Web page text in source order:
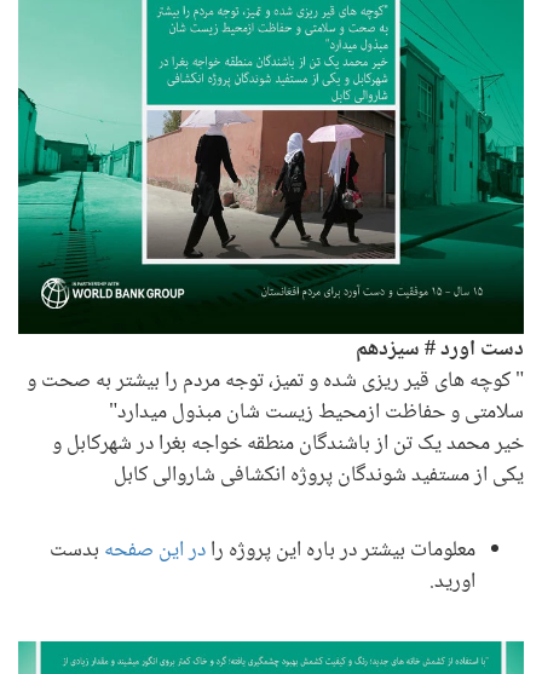
دست اورد # سیزدهم
" کوچه های قیر ریزی شده و تمیز، توجه مردم را بیشتر به صحت و
سلامتی و حفاظت ازمحیط زیست شان مبذول میدارد"
خیر محمد یک تن از باشندگان منطقه خواجه بغرا در شهرکابل و
یکی از مستفید شوندگان پروژه انکشافی شاروالی کابل
معلومات بیشتر در باره این پروژه رادر این صفحه بدست
اورید.